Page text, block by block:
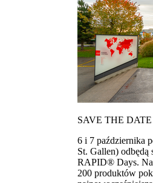
SAVE THE
6 i 7 października
St. Gallen) odbędą
RAPID® Days. Na
200 produktów